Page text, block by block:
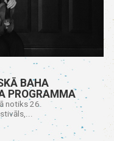
BAHA
PROGRAMMA
notiks 26.